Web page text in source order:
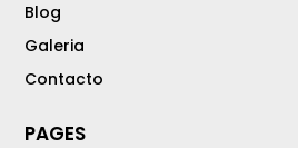
Blog
Galeria
Contacto
PAGES